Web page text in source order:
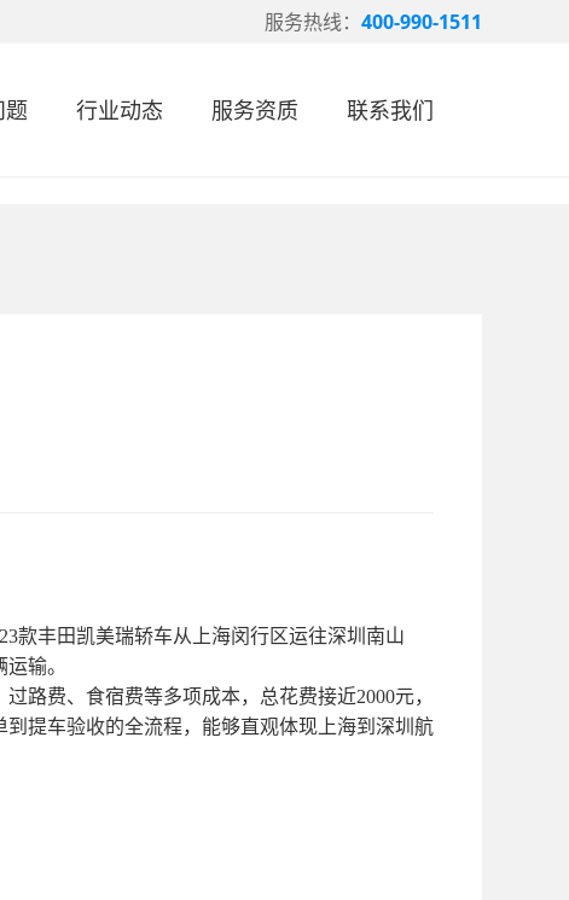
服务热线： 400-990-1511
题 行业动态 服务资质 联系我们
款丰田凯美瑞轿车从上海闵行区运往深圳南山
输。
路费、食宿费等多项成本，总花费接近2000元，
提车验收的全流程，能够直观体现上海到深圳航